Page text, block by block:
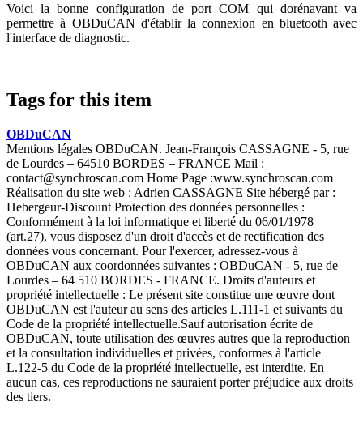
Voici la bonne configuration de port COM qui dorénavant va
permettre à OBDuCAN d'établir la connexion en bluetooth avec
l'interface de diagnostic.
Tags for this item
OBDuCAN
Mentions légales OBDuCAN. Jean-François CASSAGNE - 5, rue
de Lourdes – 64510 BORDES – FRANCE Mail :
contact@synchroscan.com Home Page :www.synchroscan.com
Réalisation du site web : Adrien CASSAGNE Site hébergé par :
Hebergeur-Discount Protection des données personnelles :
Conformément à la loi informatique et liberté du 06/01/1978
(art.27), vous disposez d'un droit d'accès et de rectification des
données vous concernant. Pour l'exercer, adressez-vous à
OBDuCAN aux coordonnées suivantes : OBDuCAN - 5, rue de
Lourdes – 64 510 BORDES - FRANCE. Droits d'auteurs et
propriété intellectuelle : Le présent site constitue une œuvre dont
OBDuCAN est l'auteur au sens des articles L.111-1 et suivants du
Code de la propriété intellectuelle.Sauf autorisation écrite de
OBDuCAN, toute utilisation des œuvres autres que la reproduction
et la consultation individuelles et privées, conformes à l'article
L.122-5 du Code de la propriété intellectuelle, est interdite. En
aucun cas, ces reproductions ne sauraient porter préjudice aux droits
des tiers.